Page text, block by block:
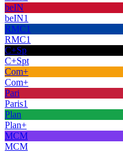
beIN
beIN1
RMC1
RMC1
C+Sp
C+Spt
Com+
Com+
Pari
Paris1
Plan
Plan+
MCM
MCM